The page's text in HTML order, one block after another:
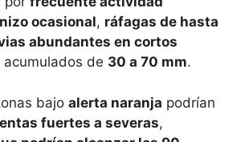
ocasional, ráfagas de hasta
abundantes en cortos
acumulados de 30 a 70 mm.
bajo alerta naranja podrían
fuertes a severas,